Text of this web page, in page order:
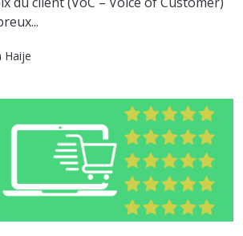
Haije